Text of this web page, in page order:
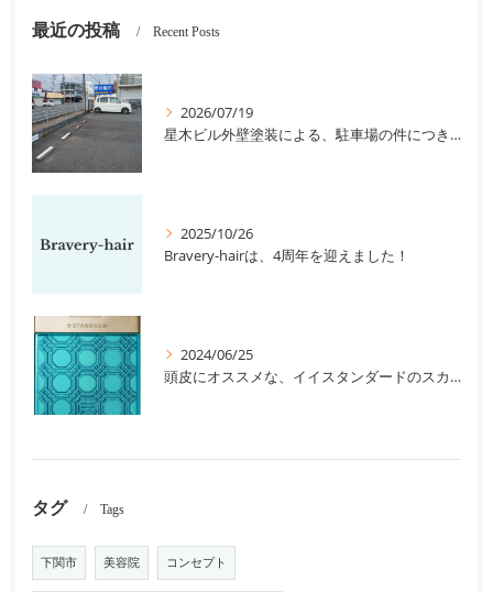
最近の投稿 Recent Posts
2026/07/19
星木ビル外壁塗装による、駐車場の件につきまして。
2025/10/26
Bravery-hairは、4周年を迎えました！
2024/06/25
頭皮にオススメな、イイスタンダードのスカルプ系シャンプー＆トリートメントです！
タグ Tags
下関市 美容院 コンセプト